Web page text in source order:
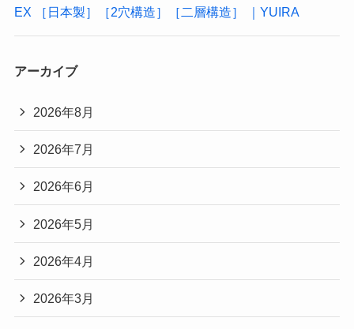
EX ［日本製］［2穴構造］［二層構造］ ｜YUIRA
アーカイブ
2026年8月
2026年7月
2026年6月
2026年5月
2026年4月
2026年3月